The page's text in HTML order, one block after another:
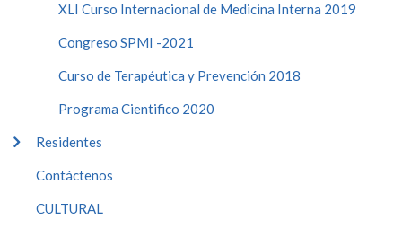
XLI Curso Internacional de Medicina Interna 2019
Congreso SPMI -2021
Curso de Terapéutica y Prevención 2018
Programa Cientifico 2020
Residentes
Contáctenos
CULTURAL